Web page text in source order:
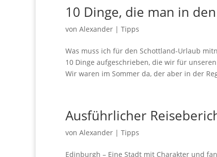
10 Dinge, die man in
von Alexander | Tipps
Was muss ich für den Schottland-Urlaub
10 Dinge aufgeschrieben, die wir für
Wir waren im Sommer da, der aber in der
Ausführlicher
von Alexander | Tipps
Edinburgh – Eine Stadt mit Charakter und